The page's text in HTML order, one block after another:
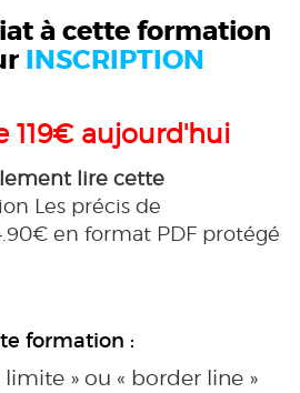
à cette formation
INSCRIPTION
119€ aujourd'hui
lire cette
Les précis de
en format PDF protégé
formation :
» ou « border line »